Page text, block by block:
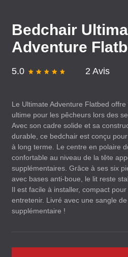
Bedchair
Adventure
5.0 2 Avis
Le Ultimate Adventure Flatbed
ultime pour les pêcheurs lors des
Avec son cadre solide et sa
durable, ce bedchair est conçu
à long terme. Le centre en polaire
confortable au niveau de la tête
supplémentaires. Grâce à ses six
avec bases anti-boue, le lit reste
Il est facile à installer, compact
entretenir. Livré avec une sangle
supplémentaire !